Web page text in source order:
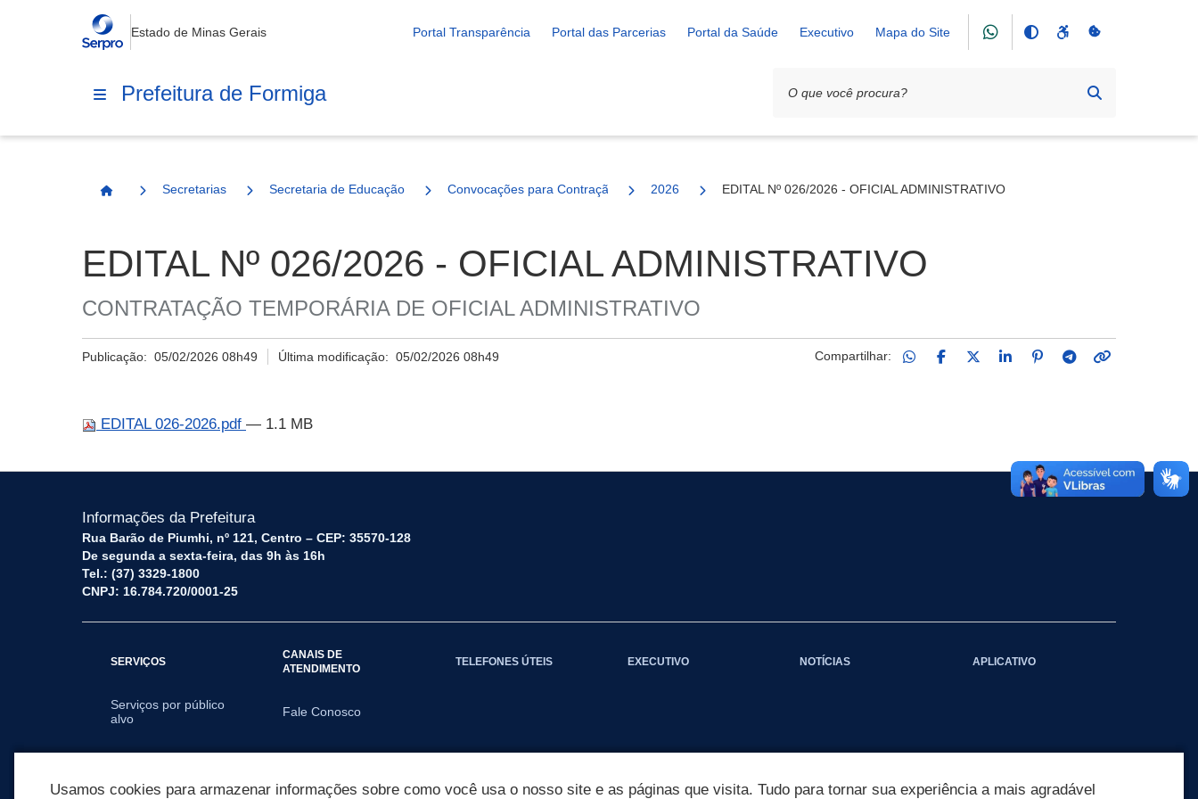
Estado de Minas Gerais Portal Transparência Portal das Parcerias Portal da Saúde Executivo Mapa do Site
Prefeitura de Formiga
Página Inicial
Secretarias Secretaria de Educação Convocações para Contração 2026 EDITAL Nº 026/2026 - OFICIAL ADMINISTRATIVO
EDITAL Nº 026/2026 - OFICIAL ADMINISTRATIVO
CONTRATAÇÃO TEMPORÁRIA DE OFICIAL ADMINISTRATIVO
Publicação: 05/02/2026 08h49 Última modificação:05/02/2026 08h49 Compartilhar:
EDITAL 026-2026.pdf — 1.1 MB
Informações da Prefeitura
Rua Barão de Piumhi, nº 121, Centro – CEP: 35570-128
De segunda a sexta-feira, das 9h às 16h
Tel.: (37) 3329-1800
CNPJ: 16.784.720/0001-25
SERVIÇOS
Serviços por público
alvo
CANAIS DE
ATENDIMENTO
Fale Conosco
TELEFONES ÚTEIS EXECUTIVO NOTÍCIAS APLICATIVO
Usamos cookies para armazenar informações sobre como você usa o nosso site e as páginas que visita. Tudo para tornar sua experiência a mais agradável